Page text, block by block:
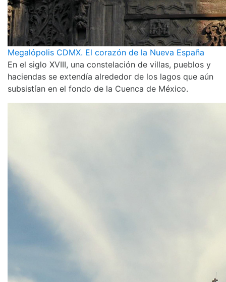
Megalópolis CDMX. El corazón de la Nueva España
En el siglo XVIII, una constelación de villas, pueblos y
haciendas se extendía alrededor de los lagos que aún
subsistían en el fondo de la Cuenca de México.